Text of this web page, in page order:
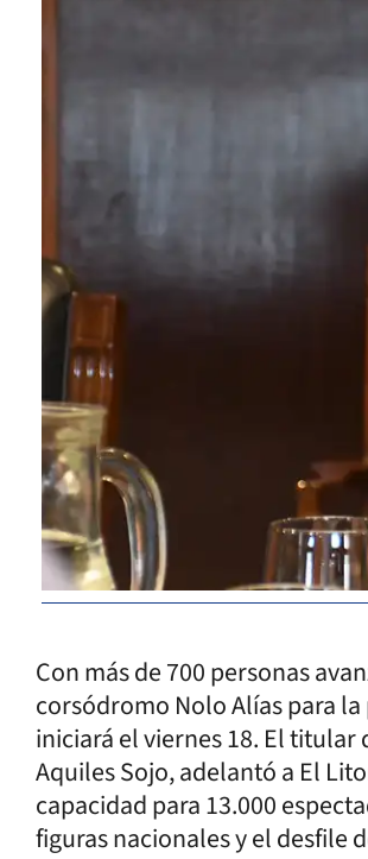
Con más de 700 personas
corsódromo Nolo Alías para
iniciará el viernes 18. El titular
Aquiles Sojo, adelantó a El
capacidad para 13.000
figuras nacionales y el desfile